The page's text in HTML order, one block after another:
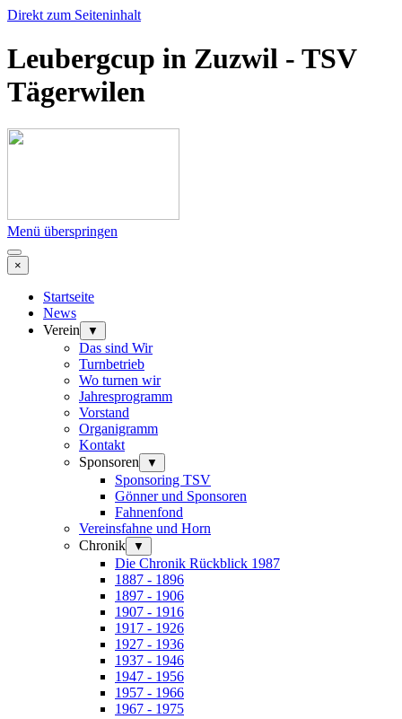
Direkt zum Seiteninhalt
Leubergcup in Zuzwil - TSV
Tägerwilen
Menü überspringen
×
Startseite
News
Verein
▼
Das sind Wir
Turnbetrieb
Wo turnen wir
Jahresprogramm
Vorstand
Organigramm
Kontakt
Sponsoren
▼
Sponsoring TSV
Gönner und Sponsoren
Fahnenfond
Vereinsfahne und Horn
Chronik
▼
Die Chronik Rückblick 1987
1887 - 1896
1897 - 1906
1907 - 1916
1917 - 1926
1927 - 1936
1937 - 1946
1947 - 1956
1957 - 1966
1967 - 1975